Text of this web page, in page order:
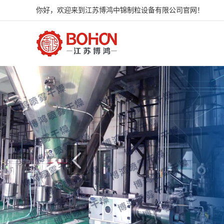
你好，欢迎来到江苏博鸿中锦制粒设备有限公司官网！